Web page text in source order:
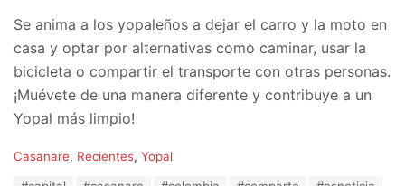
Se anima a los yopaleños a dejar el carro y la moto en
casa y optar por alternativas como caminar, usar la
bicicleta o compartir el transporte con otras personas.
¡Muévete de una manera diferente y contribuye a un
Yopal más limpio!
C
Casanare, Recientes, Yopal